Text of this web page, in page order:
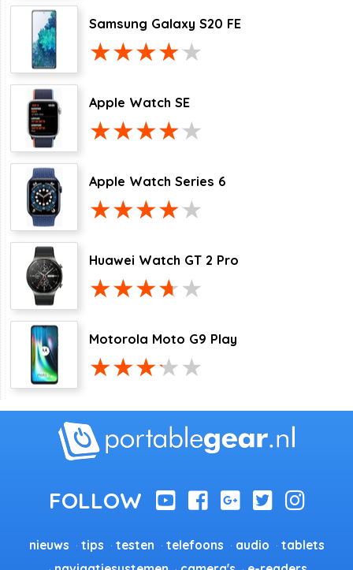
Samsung Galaxy S20 FE
Apple Watch SE
Apple Watch Series 6
Huawei Watch GT 2 Pro
Motorola Moto G9 Play
nieuws tips testen telefoons audio
tablets